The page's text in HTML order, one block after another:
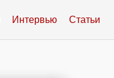
Интервью Статьи